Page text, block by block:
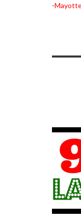
-